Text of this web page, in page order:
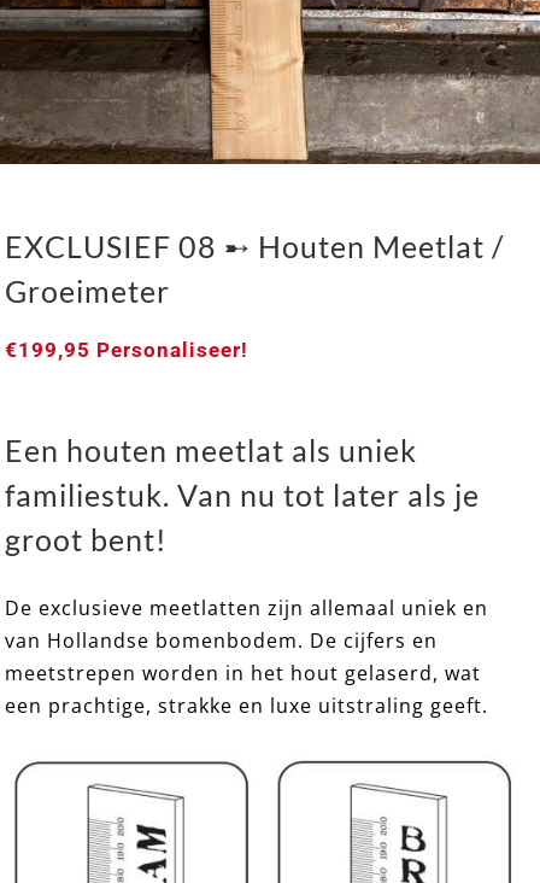
EXCLUSIEF 08 ➸ Houten Meetlat / Groeimeter
EXCLUSIEF 08 ➸ Houten Meetlat /
Groeimeter
€199,95 Personaliseer!
Een houten meetlat als uniek
familiestuk. Van nu tot later als je
groot bent!
De exclusieve meetlatten zijn allemaal uniek en
van Hollandse bomenbodem. De cijfers en
meetstrepen worden in het hout gelaserd, wat
een prachtige, strakke en luxe uitstraling geeft.